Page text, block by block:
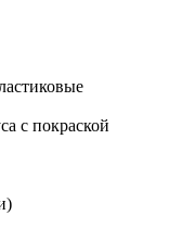
с покраской